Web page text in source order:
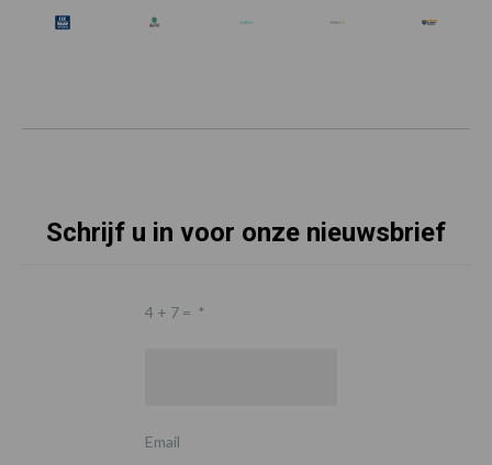
Schrijf u in voor onze nieuwsbrief
4 + 7 = *
Email